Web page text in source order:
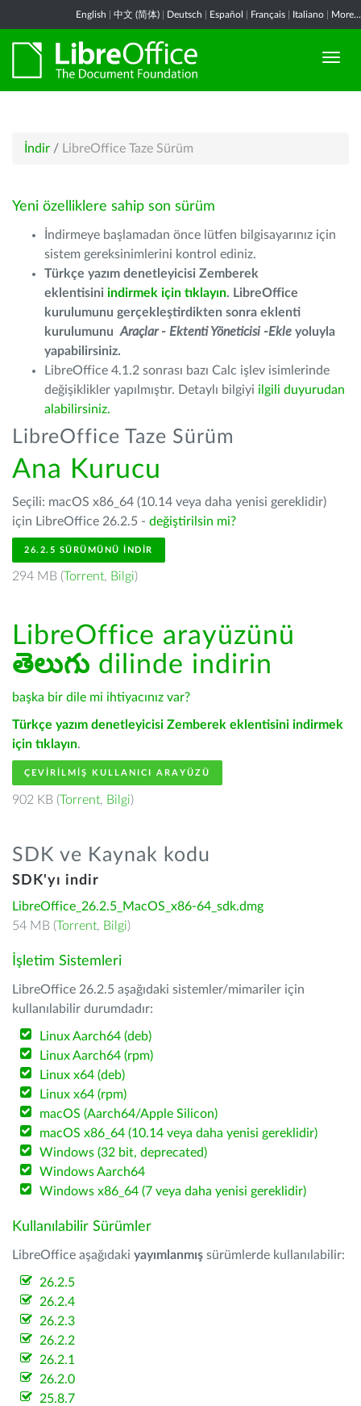
English 中文 (简体) Deutsch Español Français Italiano More...
İndir / LibreOffice Taze Sürüm
Yeni özelliklere sahip son sürüm
İndirmeye başlamadan önce lütfen bilgisayarınız için
sistem gereksinimlerini kontrol ediniz.
Türkçe yazım denetleyicisi Zemberek
eklentisini indirmek için tıklayın. LibreOffice
kurulumunu gerçekleştirdikten sonra eklenti
kurulumunu Araçlar - Ektenti Yöneticisi -Ekle yoluyla
yapabilirsiniz.
LibreOffice 4.1.2 sonrası bazı Calc işlev isimlerinde
değişiklikler yapılmıştır. Detaylı bilgiyi ilgili duyurudan
alabilirsiniz.
LibreOffice Taze Sürüm
Ana Kurucu
Seçili: macOS x86_64 (10.14 veya daha yenisi gereklidir)
için LibreOffice 26.2.5 - değiştirilsin mi?
26.2.5 SÜRÜMÜNÜ İNDIR
294 MB (Torrent, Bilgi)
LibreOffice arayüzünü
తెలుగు dilinde indirin
başka bir dile mi ihtiyacınız var?
Türkçe yazım denetleyicisi Zemberek eklentisini indirmek
için tıklayın.
ÇEVIRILMIŞ KULLANICI ARAYÜZÜ
902 KB (Torrent, Bilgi)
SDK ve Kaynak kodu
SDK'yı indir
LibreOffice_26.2.5_MacOS_x86-64_sdk.dmg
54 MB (Torrent, Bilgi)
İşletim Sistemleri
LibreOffice 26.2.5 aşağıdaki sistemler/mimariler için
kullanılabilir durumdadır:
Linux Aarch64 (deb)
Linux Aarch64 (rpm)
Linux x64 (deb)
Linux x64 (rpm)
macOS (Aarch64/Apple Silicon)
macOS x86_64 (10.14 veya daha yenisi gereklidir)
Windows (32 bit, deprecated)
Windows Aarch64
Windows x86_64 (7 veya daha yenisi gereklidir)
Kullanılabilir Sürümler
LibreOffice aşağıdaki yayımlanmış sürümlerde kullanılabilir:
26.2.5
26.2.4
26.2.3
26.2.2
26.2.1
26.2.0
25.8.7